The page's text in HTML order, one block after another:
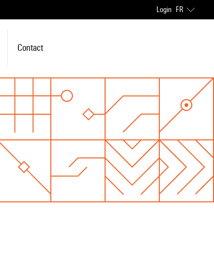
Login FR
Contact